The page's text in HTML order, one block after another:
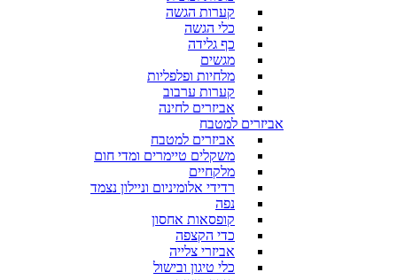
קערות הגשה
כלי הגשה
כף גלידה
מגשים
מלחיות ופלפליות
קערות ערבוב
אביזרים לחינה
אביזרים למטבח
אביזרים למטבח
משקלים טיימרים ומדי חום
מלקחיים
רדידי אלומיניום וניילון נצמד
נפה
קופסאות אחסון
כדי הקצפה
אביזרי צלייה
כלי טיגון ובישול